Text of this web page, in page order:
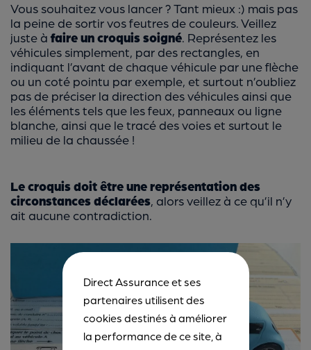
Vous souhaitez vous lancer ? Tant mieux :) mais pas
la peine de sortir vos feutres de couleurs. Veillez
juste à faire un croquis soigné. Représentez les
véhicules simplement, par des rectangles, en
indiquant l’avant de chaque véhicule par une flèche
ou un coté pointu par exemple, et surtout n’oubliez
pas de préciser la direction des véhicules ainsi que
les éléments tels que les feux, panneaux ou ligne
blanche, ainsi que le tracé des voies et surtout le
milieu de la chaussée !
Le croquis doit être une représentation des
circonstances déclarées, alors veillez à ce qu’il n’y
ait aucune contradiction.
Direct Assurance et ses
partenaires utilisent des
cookies destinés à améliorer
la performance de ce site, à